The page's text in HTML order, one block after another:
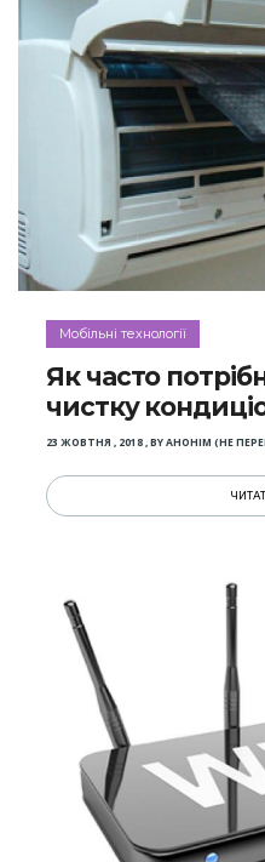
Мобільні технології
Як часто
чистку
23 ЖОВТНЯ , 2018,BYАНОНІМ (НЕ